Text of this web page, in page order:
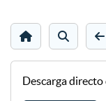
Descarga